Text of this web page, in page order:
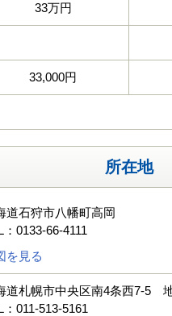
33万円
33,000円
所在地
道石狩市八幡町高岡
：0133-66-4111
を見る
道札幌市中央区南4条西7-5
：011-513-5161